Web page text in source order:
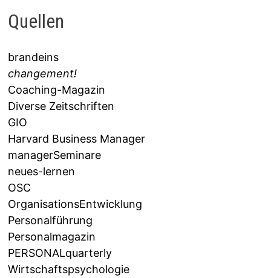
Quellen
brandeins
changement!
Coaching-Magazin
Diverse Zeitschriften
GIO
Harvard Business Manager
managerSeminare
neues-lernen
OSC
OrganisationsEntwicklung
Personalführung
Personalmagazin
PERSONALquarterly
Wirtschaftspsychologie